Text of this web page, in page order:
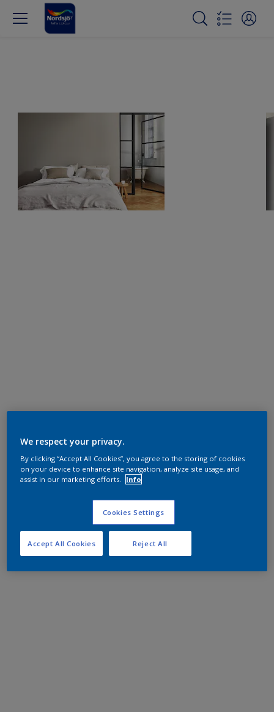
We respect your privacy.
By clicking “Accept All Cookies”, you agree to the storing of cookies
on your device to enhance site navigation, analyze site usage, and
assist in our marketing efforts.
Info
Cookies Settings
Reject All
Accept All Cookies